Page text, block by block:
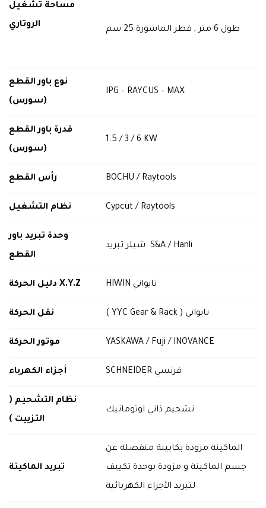
مساحة تشغيل
الروتاري
طول 6 متر , قطر الماسورة 25 سم
نوع باور القطع
(سورس)
IPG – RAYCUS – MAX
قدرة باور القطع
(سورس)
1.5 / 3 / 6 KW
رأس القطع BOCHU / Raytools
نظام التشغيل Cypcut / Raytools
وحدة تبريد باور
القطع
شيلر تبريد S&A / Hanli
X.Y.Z HIWIN تايواني
نقل الحركة ( YYC Gear & Rack ) تايواني
موتور الحركة YASKAWA / Fuji / INOVANCE
أجزاء الكهرباء SCHNEIDER فرنسي
نظام التشحيم (
التزييت )
تشحيم ذاتي اوتوماتيك
تبريد الماكينة
الماكينة مزودة بكابينة منفصلة عن
جسم الماكينة و مزودة بوحدة تكييف
لتبريد الأجزاء الكهربائية